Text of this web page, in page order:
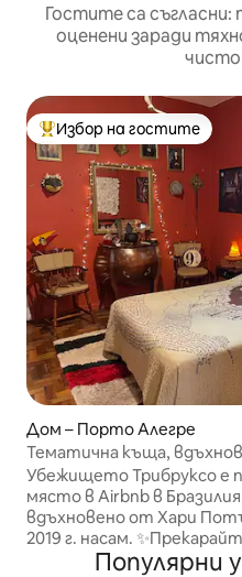
Гостите са съгласни:
оценени заради
Най-популярен избор на
Избор на гостите
Дом – Порто Алегре
Тематична къща,
Хари Потър/само за вас
Убежището Трибруксо е
място в Airbnb в
вдъхновено от Хари
2019 г. насам. ✨Прекарайте
вълшебен ден в Порту
Популярни